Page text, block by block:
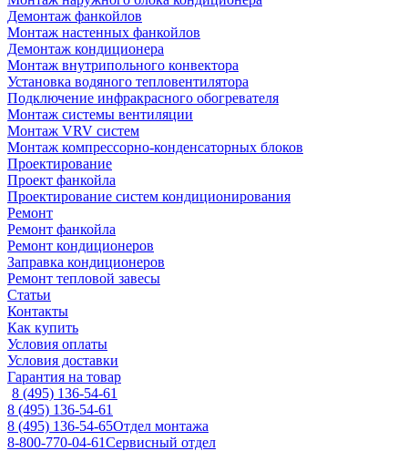
Демонтаж фанкойлов
Монтаж настенных фанкойлов
Демонтаж кондиционера
Монтаж внутрипольного конвектора
Установка водяного тепловентилятора
Подключение инфракрасного обогревателя
Монтаж системы вентиляции
Монтаж VRV систем
Монтаж компрессорно-конденсаторных блоков
Проектирование
Проект фанкойла
Проектирование систем кондиционирования
Ремонт
Ремонт фанкойла
Ремонт кондиционеров
Заправка кондиционеров
Ремонт тепловой завесы
Статьи
Контакты
Как купить
Условия оплаты
Условия доставки
Гарантия на товар
8 (495) 136-54-61
8 (495) 136-54-61
8 (495) 136-54-65Отдел монтажа
8-800-770-04-61Сервисный отдел